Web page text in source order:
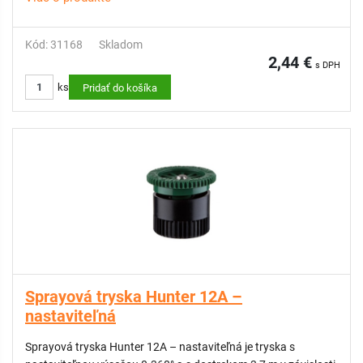
Kód: 31168 Skladom
2,44 € s DPH
ks Pridať do košíka
Sprayová tryska Hunter 12A –
nastaviteľná
Sprayová tryska Hunter 12A – nastaviteľná je tryska s